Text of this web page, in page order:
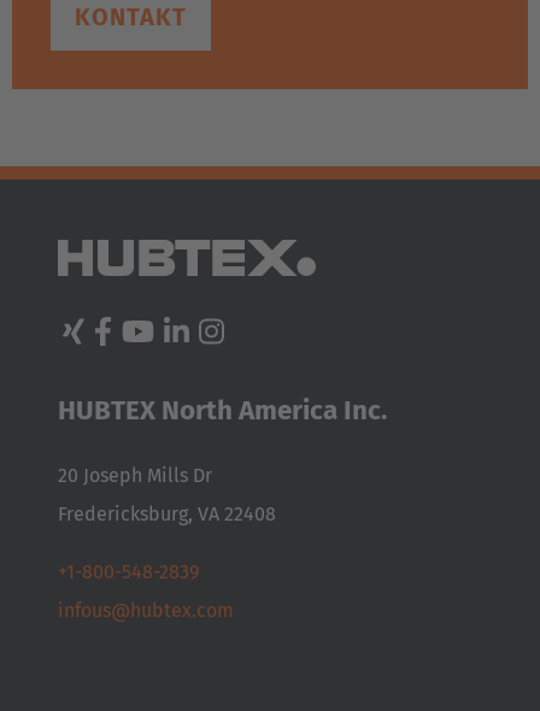
KONTAKT
HUBTEX North America Inc.
20 Joseph Mills Dr
Fredericksburg, VA 22408
+1-800-548-2839
infous@hubtex.com